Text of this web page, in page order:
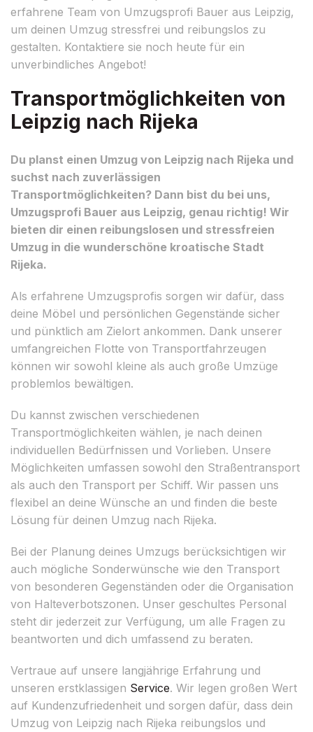
erfahrene Team von Umzugsprofi Bauer aus Leipzig,
um deinen Umzug stressfrei und reibungslos zu
gestalten. Kontaktiere sie noch heute für ein
unverbindliches Angebot!
Transportmöglichkeiten von
Leipzig nach Rijeka
Du planst einen Umzug von Leipzig nach Rijeka und
suchst nach zuverlässigen
Transportmöglichkeiten? Dann bist du bei uns,
Umzugsprofi Bauer aus Leipzig, genau richtig! Wir
bieten dir einen reibungslosen und stressfreien
Umzug in die wunderschöne kroatische Stadt
Rijeka.
Als erfahrene Umzugsprofis sorgen wir dafür, dass
deine Möbel und persönlichen Gegenstände sicher
und pünktlich am Zielort ankommen. Dank unserer
umfangreichen Flotte von Transportfahrzeugen
können wir sowohl kleine als auch große Umzüge
problemlos bewältigen.
Du kannst zwischen verschiedenen
Transportmöglichkeiten wählen, je nach deinen
individuellen Bedürfnissen und Vorlieben. Unsere
Möglichkeiten umfassen sowohl den Straßentransport
als auch den Transport per Schiff. Wir passen uns
flexibel an deine Wünsche an und finden die beste
Lösung für deinen Umzug nach Rijeka.
Bei der Planung deines Umzugs berücksichtigen wir
auch mögliche Sonderwünsche wie den Transport
von besonderen Gegenständen oder die Organisation
von Halteverbotszonen. Unser geschultes Personal
steht dir jederzeit zur Verfügung, um alle Fragen zu
beantworten und dich umfassend zu beraten.
Vertraue auf unsere langjährige Erfahrung und
unseren erstklassigen Service. Wir legen großen Wert
auf Kundenzufriedenheit und sorgen dafür, dass dein
Umzug von Leipzig nach Rijeka reibungslos und